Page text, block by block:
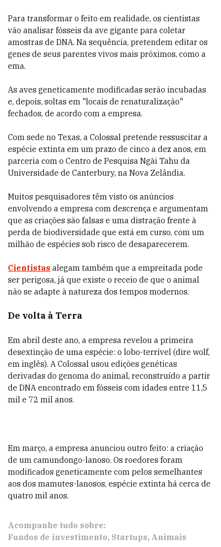
Para transformar o feito em realidade, os cientistas
vão analisar fósseis da ave gigante para coletar
amostras de DNA. Na sequência, pretendem editar os
genes de seus parentes vivos mais próximos, como a
ema.
As aves geneticamente modificadas serão incubadas
e, depois, soltas em "locais de renaturalização"
fechados, de acordo com a empresa.
Com sede no Texas, a Colossal pretende ressuscitar a
espécie extinta em um prazo de cinco a dez anos, em
parceria com o Centro de Pesquisa Ngāi Tahu da
Universidade de Canterbury, na Nova Zelândia.
Muitos pesquisadores têm visto os anúncios
envolvendo a empresa com descrença e argumentam
que as criações são falsas e uma distração frente à
perda de biodiversidade que está em curso, com um
milhão de espécies sob risco de desaparecerem.
Cientistas alegam também que a empreitada pode
ser perigosa, já que existe o receio de que o animal
não se adapte à natureza dos tempos modernos.
De volta à Terra
Em abril deste ano, a empresa revelou a primeira
desextinção de uma espécie: o lobo-terrível (dire wolf,
em inglês). A Colossal usou edições genéticas
derivadas do genoma do animal, reconstruído a partir
de DNA encontrado em fósseis com idades entre 11,5
mil e 72 mil anos.
Em março, a empresa anunciou outro feito: a criação
de um camundongo-lanoso. Os roedores foram
modificados geneticamente com pelos semelhantes
aos dos mamutes-lanosos, espécie extinta há cerca de
quatro mil anos.
Acompanhe tudo sobre:
Fundos de investimento Startups Animais